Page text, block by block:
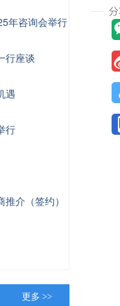
年咨询会举行
行座谈
遇
行
介（签约）
更多 >>